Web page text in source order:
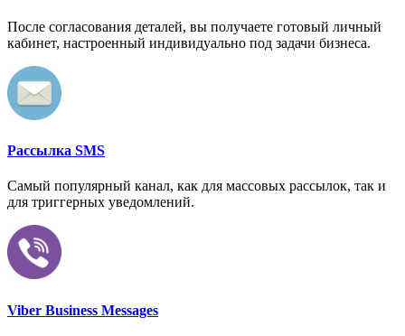
После согласования деталей, вы получаете готовый личный
кабинет, настроенный индивидуально под задачи бизнеса.
Рассылка SMS
Самый популярный канал, как для массовых рассылок, так и
для триггерных уведомлений.
Viber Business Messages